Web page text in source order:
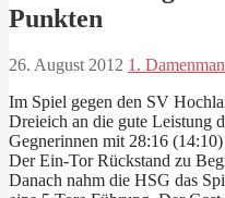
Punkten
26. August 2012 1.
Im Spiel gegen den SV
Dreieich an die gute Leistung
Gegnerinnen mit 28:16 (14:10)
Der Ein-Tor Rückstand zu
Danach nahm die HSG das